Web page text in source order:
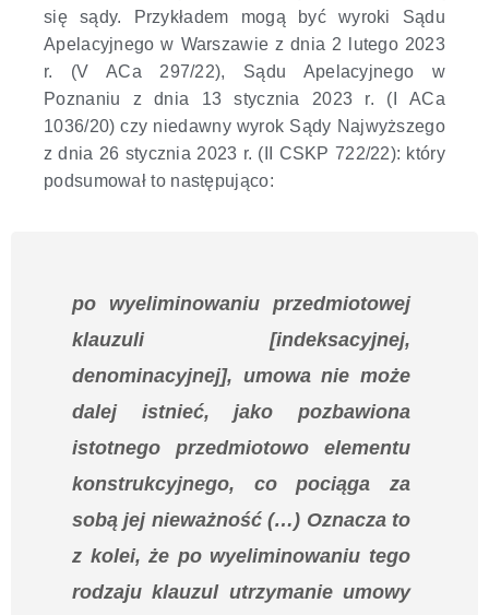
się sądy. Przykładem mogą być wyroki Sądu
Apelacyjnego w Warszawie z dnia 2 lutego 2023
r. (V ACa 297/22), Sądu Apelacyjnego w
Poznaniu z dnia 13 stycznia 2023 r. (I ACa
1036/20) czy niedawny wyrok Sądy Najwyższego
z dnia 26 stycznia 2023 r. (II CSKP 722/22): który
podsumował to następująco:
po wyeliminowaniu przedmiotowej
klauzuli [indeksacyjnej,
denominacyjnej], umowa nie może
dalej istnieć, jako pozbawiona
istotnego przedmiotowo elementu
konstrukcyjnego, co pociąga za
sobą jej nieważność(…) Oznacza to
z kolei, że po wyeliminowaniu tego
rodzaju klauzul utrzymanie umowy